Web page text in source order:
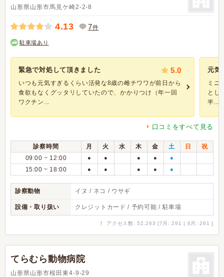
山形県山形市馬見ケ崎2-2-8
4.13 7件
駐車場あり
緊急で対処して頂きました 5.0
いつも元気すぎるくらい活発な8歳の雌チワワが前日から
食欲もなくグッタリしていたので、かかりつけ（年一回
ワクチン...
元気
ミニ
とし
半...
口コミをすべて見る
診察時間 月 火 水 木 金 土 日
祝
09:00 ~ 12:00
● ● ● ● ●
15:00 ~ 18:00 ● ● ● ● ●
診察動物 イヌ / ネコ / ウサギ
設備・取り扱い クレジットカード / 予約可能 / 駐車場
↑ アクセス数: 52,263 [7月: 291 | 6月: 261 ]
てらむら動物病院
山形県山形市桜田東4-9-29